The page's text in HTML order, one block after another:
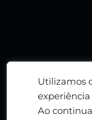
Utilizamos
Ao